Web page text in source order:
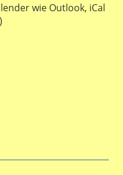
wie Outlook, iCal